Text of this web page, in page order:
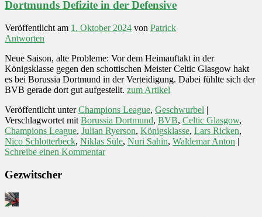
Dortmunds Defizite in der Defensive
Veröffentlicht am 1. Oktober 2024 von Patrick
Antworten
Neue Saison, alte Probleme: Vor dem Heimauftakt in der
Königsklasse gegen den schottischen Meister Celtic Glasgow hakt
es bei Borussia Dortmund in der Verteidigung. Dabei fühlte sich der
BVB gerade dort gut aufgestellt. zum Artikel
Veröffentlicht unter Champions League, Geschwurbel |
Verschlagwortet mit Borussia Dortmund, BVB, Celtic Glasgow,
Champions League, Julian Ryerson, Königsklasse, Lars Ricken,
Nico Schlotterbeck, Niklas Süle, Nuri Sahin, Waldemar Anton |
Schreibe einen Kommentar
Gezwitscher